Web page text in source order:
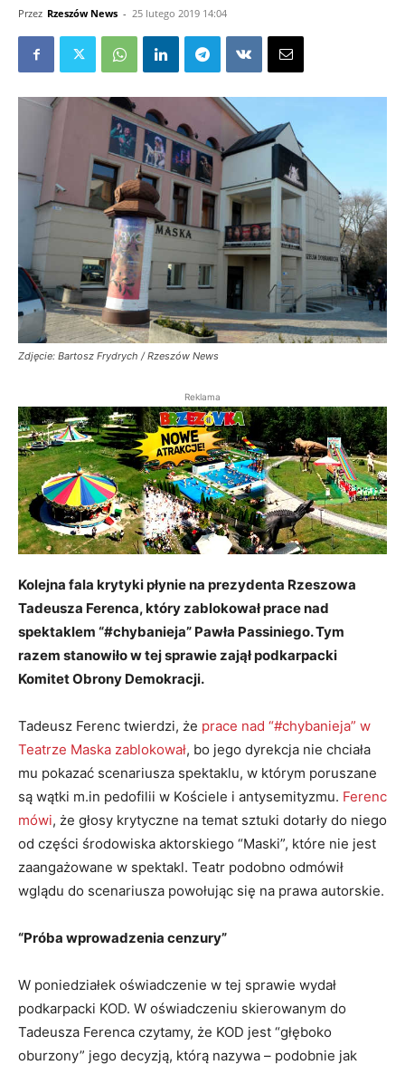
Przez Rzeszów News - 25 lutego 2019 14:04
Zdjęcie: Bartosz Frydrych / Rzeszów News
Reklama
Kolejna fala krytyki płynie na prezydenta Rzeszowa
Tadeusza Ferenca, który zablokował prace nad
spektaklem “#chybanieja” Pawła Passiniego. Tym
razem stanowiło w tej sprawie zajął podkarpacki
Komitet Obrony Demokracji.
Tadeusz Ferenc twierdzi, że prace nad “#chybanieja” w
Teatrze Maska zablokował, bo jego dyrekcja nie chciała
mu pokazać scenariusza spektaklu, w którym poruszane
są wątki m.in pedofilii w Kościele i antysemityzmu. Ferenc
mówi, że głosy krytyczne na temat sztuki dotarły do niego
od części środowiska aktorskiego “Maski”, które nie jest
zaangażowane w spektakl. Teatr podobno odmówił
wglądu do scenariusza powołując się na prawa autorskie.
“Próba wprowadzenia cenzury”
W poniedziałek oświadczenie w tej sprawie wydał
podkarpacki KOD. W oświadczeniu skierowanym do
Tadeusza Ferenca czytamy, że KOD jest “głęboko
oburzony” jego decyzją, którą nazywa – podobnie jak